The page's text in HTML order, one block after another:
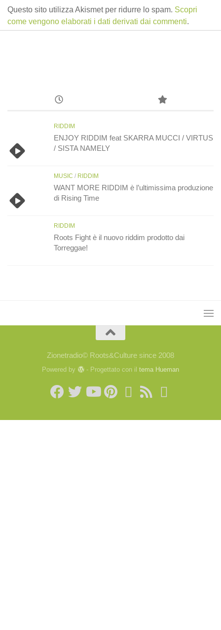
Questo sito utilizza Akismet per ridurre lo spam. Scopri
come vengono elaborati i dati derivati dai commenti.
RIDDIM
ENJOY RIDDIM feat SKARRA MUCCI / VIRTUS
/ SISTA NAMELY
MUSIC / RIDDIM
WANT MORE RIDDIM è l’ultimissima produzione
di Rising Time
RIDDIM
Roots Fight è il nuovo riddim prodotto dai
Torreggae!
Zionetradio© Roots&Culture since 2008
Powered by - Progettato con il tema Hueman